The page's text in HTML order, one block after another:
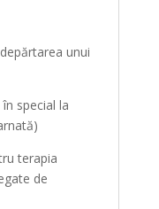
unui
special la
terapia
de